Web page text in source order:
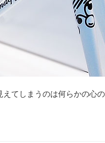
てしまうのは何らかの心